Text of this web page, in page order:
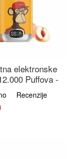
elektronske
Puffova -
Sok |
Voćna
Recenzije